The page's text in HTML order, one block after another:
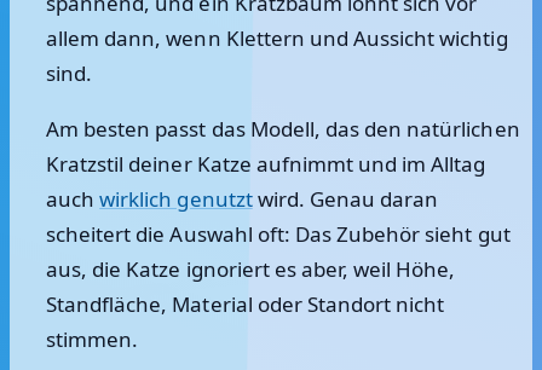
allem dann, wenn Klettern und Aussicht wichtig
sind.
Am besten passt das Modell, das den natürlichen
Kratzstil deiner Katze aufnimmt und im Alltag
auchwirklich genutztwird. Genau daran
scheitert die Auswahl oft: Das Zubehör sieht gut
aus, die Katze ignoriert es aber, weil Höhe,
Standfläche, Material oder Standort nicht
stimmen.